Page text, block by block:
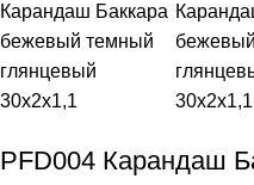
PFD004 Карандаш